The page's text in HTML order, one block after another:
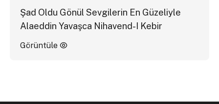
Şad Oldu Gönül Sevgilerin En Güzeliyle
Alaeddin Yavaşca Nihavend-I Kebir
Görüntüle